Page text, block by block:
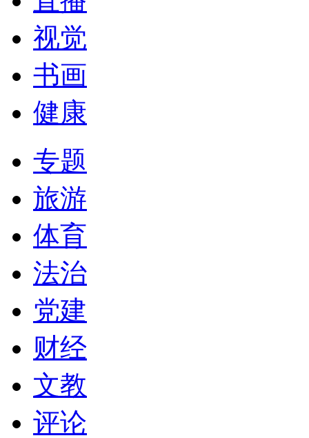
视觉
书画
健康
专题
旅游
体育
法治
党建
财经
文教
评论